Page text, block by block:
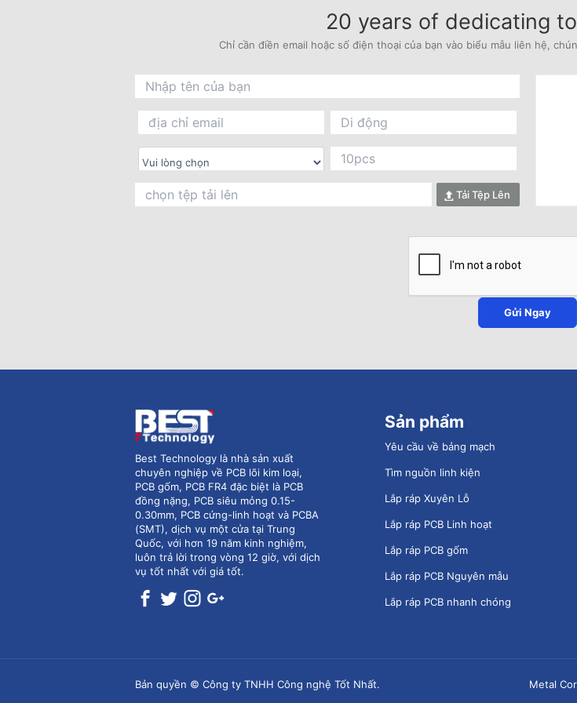
20 years of dedicating
Chỉ cần điền email hoặc số điện thoại của bạn vào biểu mẫu liên hệ,
Tải Tệp Lên
Gửi Ngay
Best Technology là nhà sản xuất
chuyên nghiệp về PCB lõi kim loại,
PCB gốm, PCB FR4 đặc biệt là PCB
đồng nặng, PCB siêu mỏng 0.15-
0.30mm, PCB cứng-linh hoạt và PCBA
(SMT), dịch vụ một cửa tại Trung
Quốc, với hơn 19 năm kinh nghiệm,
luôn trả lời trong vòng 12 giờ, với dịch
vụ tốt nhất với giá tốt.
Sản phẩm
Yêu cầu về bảng mạch
Tìm nguồn linh kiện
Lắp ráp Xuyên Lỗ
Lắp ráp PCB Linh hoạt
Lắp ráp PCB gốm
Lắp ráp PCB Nguyên mẫu
Lắp ráp PCB nhanh chóng
Bản quyền © Công ty TNHH Công nghệ Tốt Nhất. Metal